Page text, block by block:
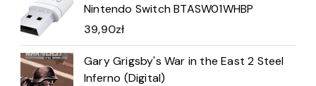
Nintendo Switch BTASW01WHBP
39,90zł
Gary Grigsby's War in the East 2 Steel
Inferno (Digital)